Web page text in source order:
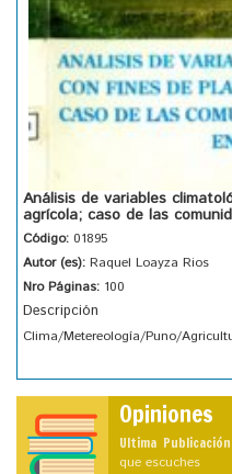
Análisis de variables
agrícola; caso de las
Código: 01895
Autor (es): Raquel Loayza Rios
Nro Páginas: 100
Descripción
Clima/Metereología/Puno/
Opiniones
Ultima
que escuches